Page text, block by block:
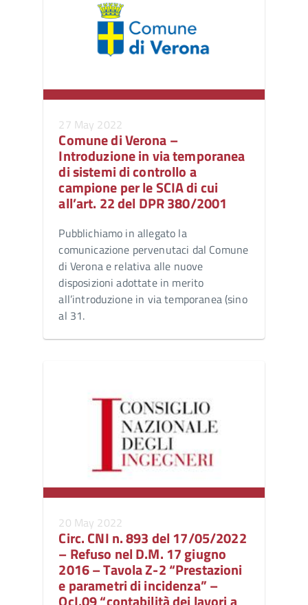
27 May 2022
Comune di Verona –
Introduzione in via temporanea
di sistemi di controllo a
campione per le SCIA di cui
all’art. 22 del DPR 380/2001
Pubblichiamo in allegato la
comunicazione pervenutaci dal Comune
di Verona e relativa alle nuove
disposizioni adottate in merito
all’introduzione in via temporanea (sino
al 31.
20 May 2022
Circ. CNI n. 893 del 17/05/2022
– Refuso nel D.M. 17 giugno
2016 – Tavola Z-2 “Prestazioni
e parametri di incidenza” –